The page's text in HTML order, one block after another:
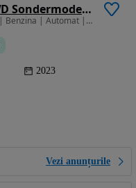
Dacia Duster TCe 150 EDC 2WD Sondermodell Extreme
1332 cm3 • 150 CP • | 11.2023 | 150 CP | Benzina | Automat | Extreme | Garantie | Finantar
2023
Vezi anunțurile